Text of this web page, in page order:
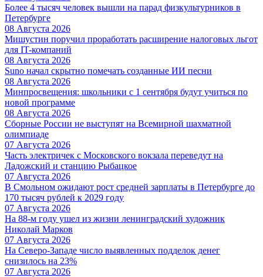
Более 4 тысяч человек вышли на парад физкультурников в
Петербурге
08 Августа 2026
Мишустин поручил проработать расширение налоговых льгот
для IT-компаний
08 Августа 2026
Suno начал скрытно помечать созданные ИИ песни
08 Августа 2026
Минпросвещения: школьники с 1 сентября будут учиться по
новой программе
08 Августа 2026
Сборные России не выступят на Всемирной шахматной
олимпиаде
07 Августа 2026
Часть электричек с Московского вокзала переведут на
Ладожский и станцию Рыбацкое
07 Августа 2026
В Смольном ожидают рост средней зарплаты в Петербурге до
170 тысяч рублей к 2029 году
07 Августа 2026
На 88-м году ушел из жизни ленинградский художник
Николай Марков
07 Августа 2026
На Северо-Западе число выявленных подделок денег
снизилось на 23%
07 Августа 2026